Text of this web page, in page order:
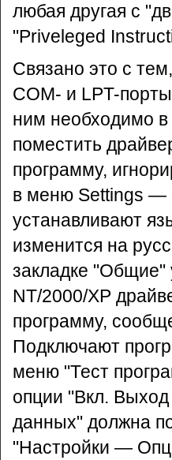
любая другая с
"Priveleged
Связано это с
COM- и LPT-
ним необходимо в
поместить
программу,
в меню Settings —
устанавливают
изменится на
закладке "Общие"
NT/2000/XP
программу,
Подключают
меню "Тест
опции "Вкл.
данных" должна
"Настройки —